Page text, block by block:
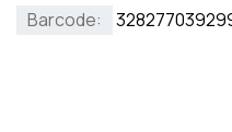
Barcode: